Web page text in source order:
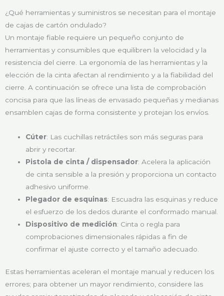
¿Qué herramientas y suministros se necesitan para el montaje
de cajas de cartón ondulado?
Un montaje fiable requiere un pequeño conjunto de
herramientas y consumibles que equilibren la velocidad y la
resistencia del cierre. La ergonomía de las herramientas y la
elección de la cinta afectan al rendimiento y a la fiabilidad del
cierre. A continuación se ofrece una lista de comprobación
concisa para que las líneas de envasado pequeñas y medianas
ensamblen cajas de forma consistente y protejan los envíos.
Cúter: Las cuchillas retráctiles son más seguras para
abrir y recortar.
Pistola de cinta / dispensador: Acelera la aplicación
de cinta sensible a la presión y proporciona un contacto
adhesivo uniforme.
Plegador de esquinas: Escuadra las esquinas y reduce
el esfuerzo de los dedos durante el conformado manual.
Dispositivo de medición: Cinta o regla para
comprobaciones dimensionales rápidas a fin de
confirmar el ajuste correcto y el tamaño adecuado.
Estas herramientas aceleran el montaje manual y reducen los
errores; para obtener un mayor rendimiento, considere las